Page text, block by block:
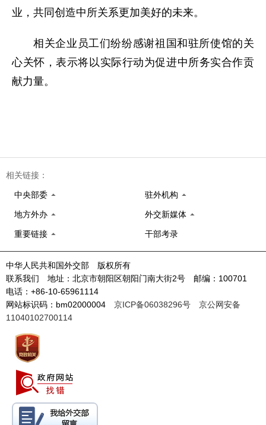
业，共同创造中所关系更加美好的未来。
相关企业员工们纷纷感谢祖国和驻所使馆的关
心关怀，表示将以实际行动为促进中所务实合作贡
献力量。
相关链接：
中央部委 驻外机构
地方外办 外交新媒体
重要链接 干部考录
中华人民共和国外交部 版权所有
联系我们 地址：北京市朝阳区朝阳门南大街2号 邮编：100701
电话：+86-10-65961114
网站标识码：bm02000004 京ICP备06038296号
京公网安备
11040102700114